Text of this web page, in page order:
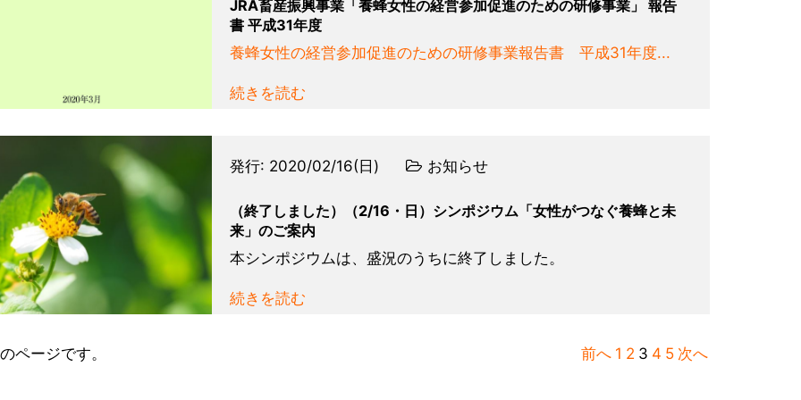
JRA畜産振興事業「養蜂女性の経営参加促進のための研修事業」 報告
書 平成31年度
養蜂女性の経営参加促進のための研修事業報告書 平成31年度...
続きを読む
発行: 2020/02/16(日) お知らせ
（終了しました）（2/16・日）シンポジウム「女性がつなぐ養蜂と未
来」のご案内
本シンポジウムは、盛況のうちに終了しました。
続きを読む
ページです。 前へ 1 2 3 4 5 次へ